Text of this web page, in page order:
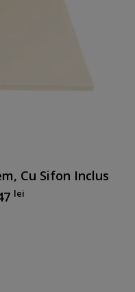
Cu Sifon Inclus
lei